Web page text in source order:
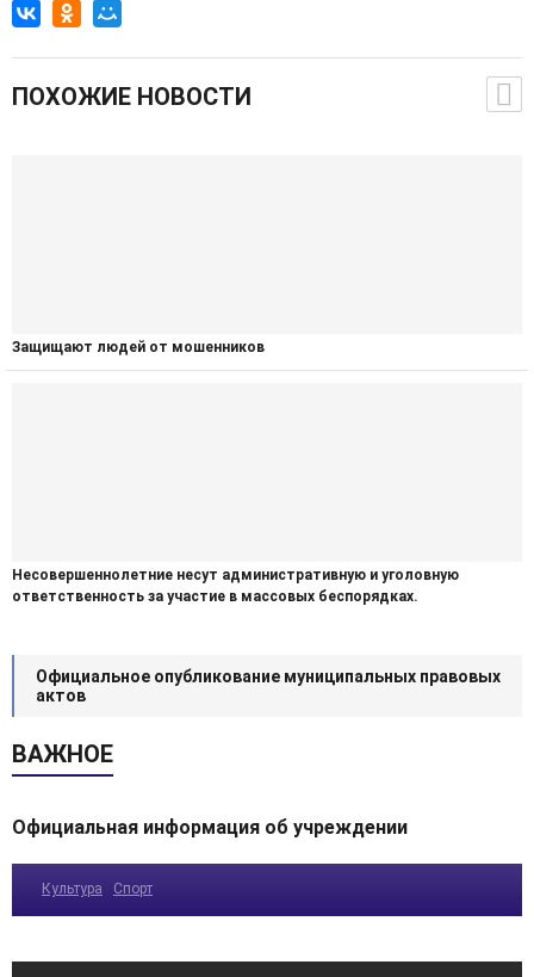
ПОХОЖИЕ НОВОСТИ
Защищают людей от мошенников
Несовершеннолетние несут административную и уголовную
ответственность за участие в массовых беспорядках.
Официальное опубликование муниципальных правовых
актов
ВАЖНОЕ
Официальная информация об учреждении
Культура Спорт